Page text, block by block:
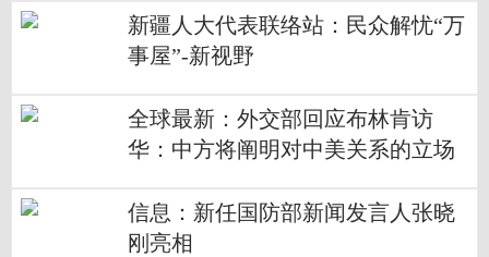
定价水平
新疆人大代表联络站：民众解忧“万
事屋”-新视野
全球最新：外交部回应布林肯访
华：中方将阐明对中美关系的立场
信息：新任国防部新闻发言人张晓
刚亮相